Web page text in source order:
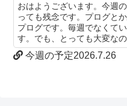
おはようございます。今週
っても残念です。プログと
プログです。毎週でなくて
す。でも、とっても大変なの
今週の予定2026.7.26